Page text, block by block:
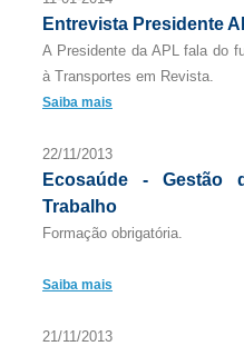
Entrevista Presidente
A Presidente da APL fala do
à Transportes em Revista.
Saiba mais
22/11/2013
Ecosaúde - Gestão
Trabalho
Formação obrigatória.
Saiba mais
21/11/2013